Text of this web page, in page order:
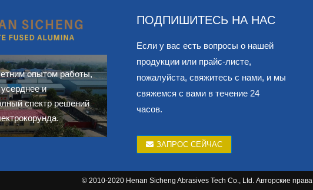
опытом работы,
и
спектр решений
ПОДПИШИТЕСЬ НА НАС
Если у вас есть вопросы о нашей
продукции или прайс-листе,
пожалуйста, свяжитесь с нами, и мы
свяжемся с вами в течение 24
часов.
ЗАПРОС СЕЙЧАС
© 2010-2020 Henan Sicheng Abrasives Tech Co., Ltd. Авторские права